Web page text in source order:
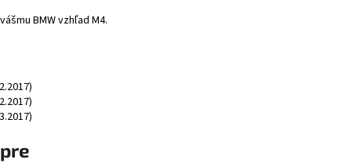
BMW vzhľad M4.